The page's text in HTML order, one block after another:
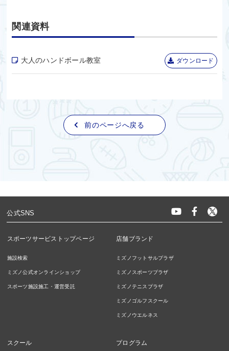
関連資料
大人のハンドボール教室 ダウンロード
前のページへ戻る
公式SNS
スポーツサービストップページ
施設検索
ミズノ公式オンラインショップ
スポーツ施設施工・運営受託
店舗ブランド
ミズノフットサルプラザ
ミズノスポーツプラザ
ミズノテニスプラザ
ミズノゴルフスクール
ミズノウエルネス
スクール プログラム